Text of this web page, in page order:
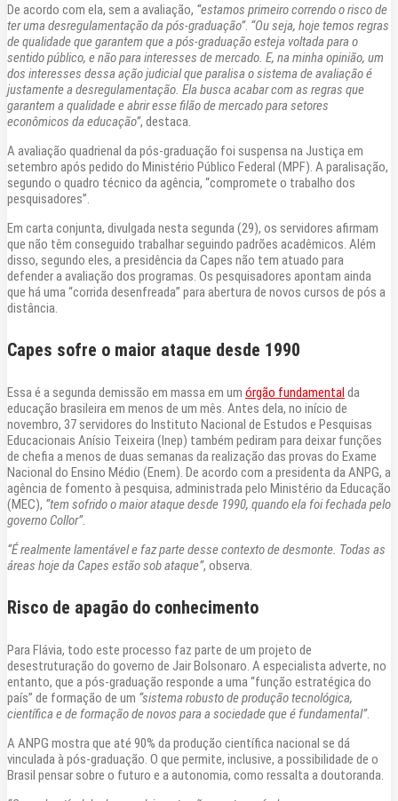
De acordo com ela, sem a avaliação, “estamos primeiro correndo o risco de
ter uma desregulamentação da pós-graduação”. “Ou seja, hoje temos regras
de qualidade que garantem que a pós-graduação esteja voltada para o
sentido público, e não para interesses de mercado. E, na minha opinião, um
dos interesses dessa ação judicial que paralisa o sistema de avaliação é
justamente a desregulamentação. Ela busca acabar com as regras que
garantem a qualidade e abrir esse filão de mercado para setores
econômicos da educação”, destaca.
A avaliação quadrienal da pós-graduação foi suspensa na Justiça em
setembro após pedido do Ministério Público Federal (MPF). A paralisação,
segundo o quadro técnico da agência, “compromete o trabalho dos
pesquisadores”.
Em carta conjunta, divulgada nesta segunda (29), os servidores afirmam
que não têm conseguido trabalhar seguindo padrões acadêmicos. Além
disso, segundo eles, a presidência da Capes não tem atuado para
defender a avaliação dos programas. Os pesquisadores apontam ainda
que há uma “corrida desenfreada” para abertura de novos cursos de pós a
distância.
Capes sofre o maior ataque desde 1990
Essa é a segunda demissão em massa em um órgão fundamental da
educação brasileira em menos de um mês. Antes dela, no início de
novembro, 37 servidores do Instituto Nacional de Estudos e Pesquisas
Educacionais Anísio Teixeira (Inep) também pediram para deixar funções
de chefia a menos de duas semanas da realização das provas do Exame
Nacional do Ensino Médio (Enem). De acordo com a presidenta da ANPG, a
agência de fomento à pesquisa, administrada pelo Ministério da Educação
(MEC), “tem sofrido o maior ataque desde 1990, quando ela foi fechada pelo
governo Collor”.
“É realmente lamentável e faz parte desse contexto de desmonte. Todas as
áreas hoje da Capes estão sob ataque”, observa.
Risco de apagão do conhecimento
Para Flávia, todo este processo faz parte de um projeto de
desestruturação do governo de Jair Bolsonaro. A especialista adverte, no
entanto, que a pós-graduação responde a uma “função estratégica do
país” de formação de um “sistema robusto de produção tecnológica,
científica e de formação de novos para a sociedade que é fundamental”.
A ANPG mostra que até 90% da produção científica nacional se dá
vinculada à pós-graduação. O que permite, inclusive, a possibilidade de o
Brasil pensar sobre o futuro e a autonomia, como ressalta a doutoranda.